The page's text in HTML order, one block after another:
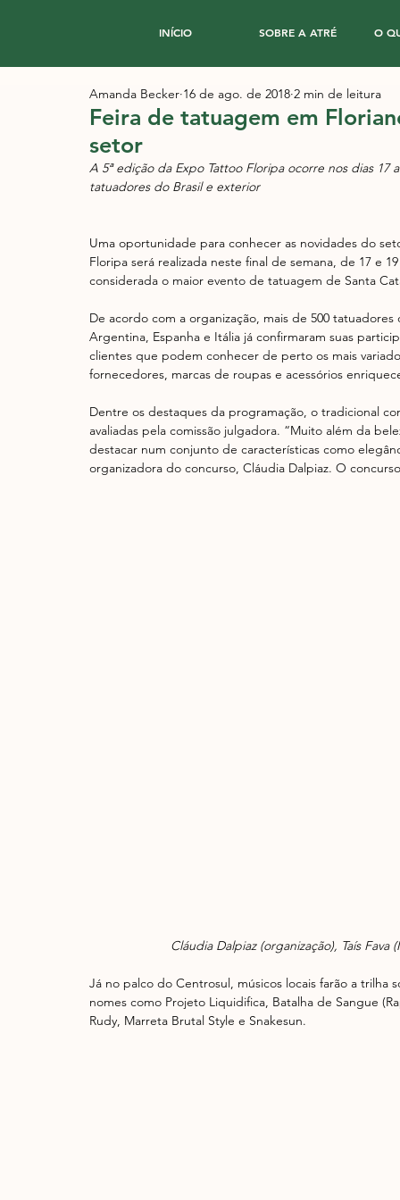
INÍCIO SOBRE A ATRÉ O
Feira de tatuagem em
setor
Amanda Becker 16 de ago. de 2018 2 min de leitura
A 5ª edição da Expo Tattoo Floripa ocorre nos dias
tatuadores do Brasil e exterior
Uma oportunidade para conhecer as novidades do
Floripa será realizada neste final de semana, de 17 e
considerada o maior evento de tatuagem de Santa
De acordo com a organização, mais de 500
Argentina, Espanha e Itália já confirmaram suas
clientes que podem conhecer de perto os mais
fornecedores, marcas de roupas e acessórios
Dentre os destaques da programação, o tradicional
avaliadas pela comissão julgadora. “Muito além da
destacar num conjunto de características como
organizadora do concurso, Cláudia Dalpiaz. O
Cláudia Dalpiaz (organização), Taís
Já no palco do Centrosul, músicos locais farão a
nomes como Projeto Liquidifica, Batalha de Sangue
Rudy, Marreta Brutal Style e Snakesun.